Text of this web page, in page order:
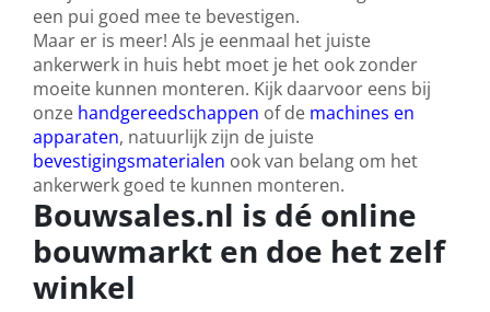
een pui goed mee te bevestigen.
Maar er is meer! Als je eenmaal het juiste
ankerwerk in huis hebt moet je het ook zonder
moeite kunnen monteren. Kijk daarvoor eens bij
onze handgereedschappen of de machines en
apparaten, natuurlijk zijn de juiste
bevestigingsmaterialen ook van belang om het
ankerwerk goed te kunnen monteren.
Bouwsales.nl is dé online
bouwmarkt en doe het zelf
winkel